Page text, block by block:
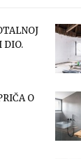
DIO.
O